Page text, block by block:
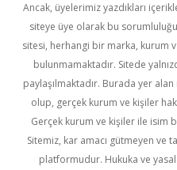
Ancak, üyelerimiz yazdıkları
siteye üye olarak bu
sitesi, herhangi bir marka, kurum
bulunmamaktadır. Sitede
paylaşılmaktadır. Burada yer
olup, gerçek kurum ve kişiler
Gerçek kurum ve kişiler ile isim
Sitemiz, kar amacı gütmeyen ve
platformudur. Hukuka ve